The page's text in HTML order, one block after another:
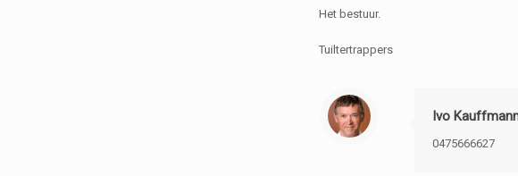
Het bestuur.
Tuiltertrappers
Ivo
0475666627